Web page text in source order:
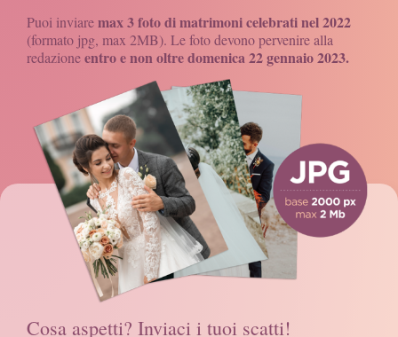
Puoi inviaremax 3 foto di matrimoni celebrati nel 2022
(formato jpg, max 2MB). Le foto devono pervenire alla
redazioneentro e non oltre domenica 22 gennaio 2023.
Cosa aspetti? Inviaci i tuoi scatti!